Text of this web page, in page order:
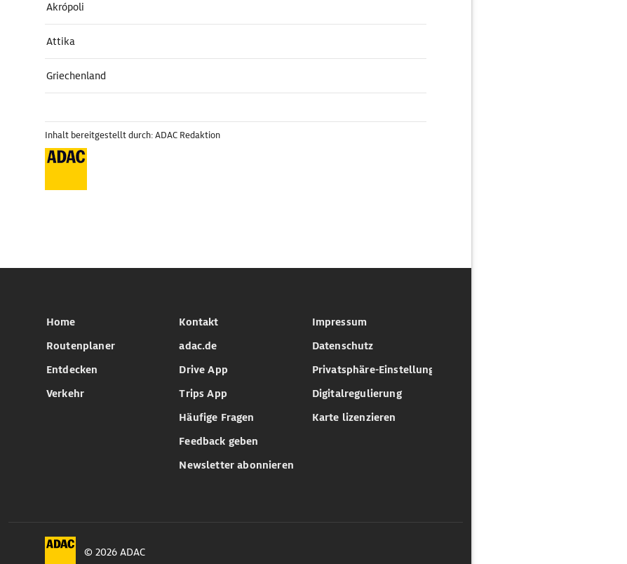
Akrópoli
Attika
Griechenland
Inhalt bereitgestellt durch: ADAC Redaktion
Home
Routenplaner
Entdecken
Verkehr
Kontakt
adac.de
Drive App
Trips App
Häufige Fragen
Feedback geben
Newsletter abonnieren
Impressum
Datenschutz
Privatsphäre-Einstellungen
Digitalregulierung
Karte lizenzieren
© 2026 ADAC